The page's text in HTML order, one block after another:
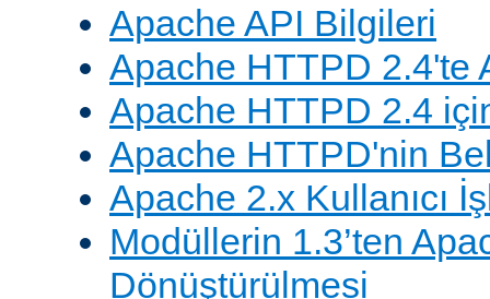
Apache API Bilgileri
Apache HTTPD 2.4'te
Apache HTTPD 2.4
Apache HTTPD'nin
Apache 2.x Kullanıcı
Modüllerin 1.3’ten
Dönüştürülmesi